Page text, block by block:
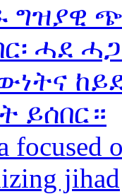
ሓደ
ይሰበር።
focused
jihad